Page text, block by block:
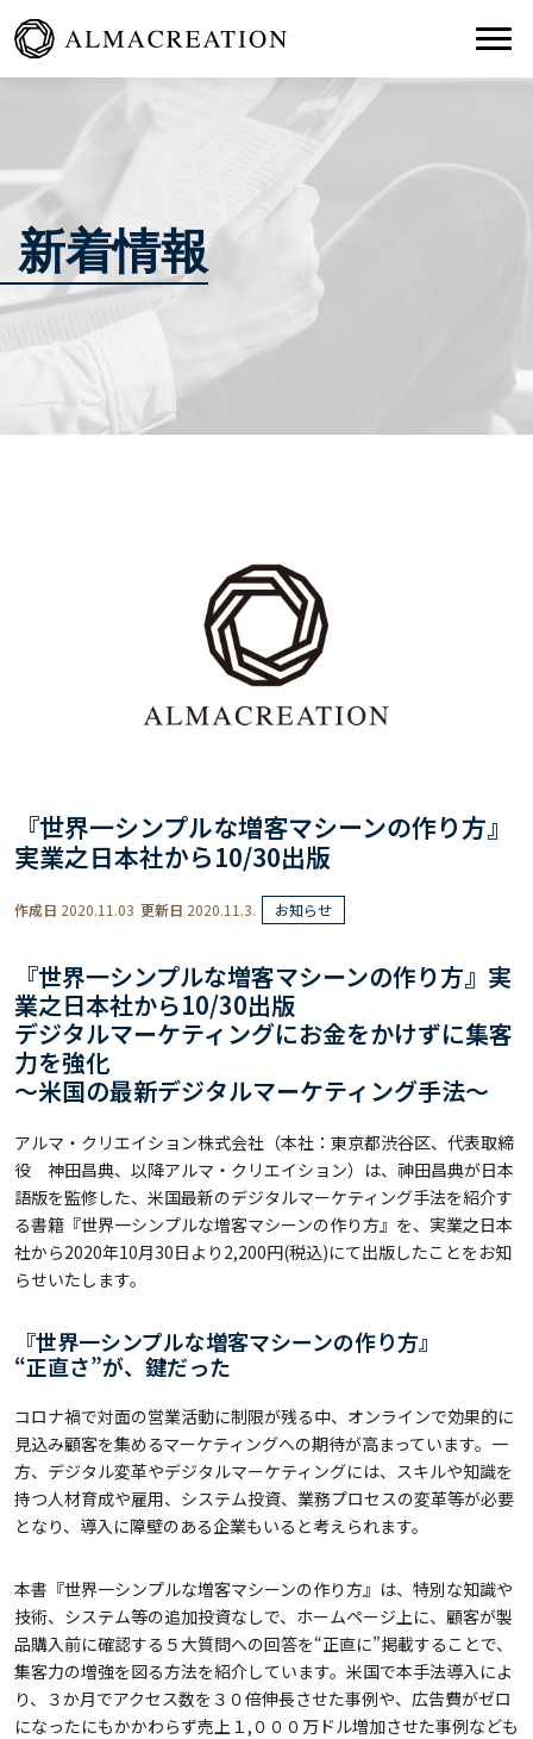
新着情報
『世界一シンプルな増客マシーンの作り方』
実業之日本社から10/30出版
作成日 2020.11.03 更新日 2020.11.3. お知らせ
『世界一シンプルな増客マシーンの作り方』実
業之日本社から10/30出版
デジタルマーケティングにお金をかけずに集客
力を強化
～米国の最新デジタルマーケティング手法～
アルマ・クリエイション株式会社（本社：東京都渋谷区、代表取締
役 神田昌典、以降アルマ・クリエイション）は、神田昌典が日本
語版を監修した、米国最新のデジタルマーケティング手法を紹介す
る書籍『世界一シンプルな増客マシーンの作り方』を、実業之日本
社から2020年10月30日より2,200円(税込)にて出版したことをお知
らせいたします。
『世界一シンプルな増客マシーンの作り方』
“正直さ”が、鍵だった
コロナ禍で対面の営業活動に制限が残る中、オンラインで効果的に
見込み顧客を集めるマーケティングへの期待が高まっています。一
方、デジタル変革やデジタルマーケティングには、スキルや知識を
持つ人材育成や雇用、システム投資、業務プロセスの変革等が必要
となり、導入に障壁のある企業もいると考えられます。
本書『世界一シンプルな増客マシーンの作り方』は、特別な知識や
技術、システム等の追加投資なしで、ホームページ上に、顧客が製
品購入前に確認する５大質問への回答を“正直に”掲載することで、
集客力の増強を図る方法を紹介しています。米国で本手法導入によ
り、３か月でアクセス数を３０倍伸長させた事例や、広告費がゼロ
になったにもかかわらず売上１,０００万ドル増加させた事例なども